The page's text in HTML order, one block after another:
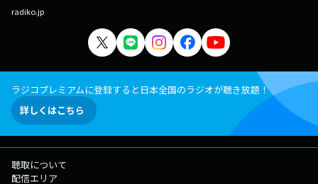
radiko.jp
ラジコプレミアムに登録すると日本全国のラジオが聴き放題！
詳しくはこちら
聴取について
配信エリア